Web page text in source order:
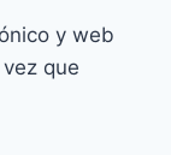
y web
que